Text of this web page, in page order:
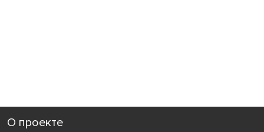
О проекте